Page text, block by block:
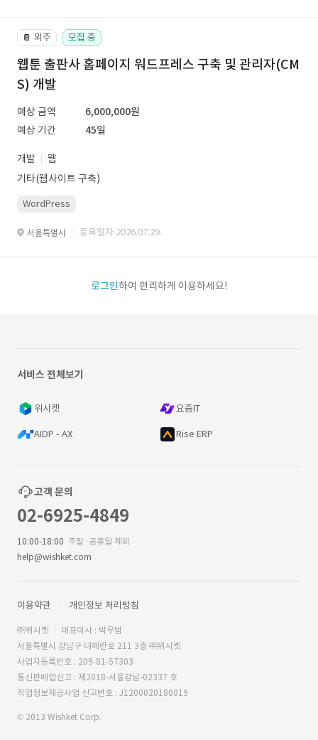
📔 외주 모집 중
웹툰 출판사 홈페이지 워드프레스 구축 및 관리자(CM
S) 개발
예상 금액
6,000,000원
예상 기간
45일
개발
웹
기타(웹사이트 구축)
WordPress
서울특별시 · 등록일자 2026.07.29.
로그인하여 편리하게 이용하세요!
서비스 전체보기
위시켓 요즘IT
AIDP - AX Rise ERP
고객 문의
02-6925-4849
10:00-18:00 주말·공휴일 제외
help@wishket.com
이용약관 개인정보 처리방침
㈜위시켓
대표이사 : 박우범
서울특별시 강남구 테헤란로 211 3층 ㈜위시켓
사업자등록번호 : 209-81-57303
통신판매업신고 : 제2018-서울강남-02337 호
직업정보제공사업 신고번호 : J1200020180019
© 2013 Wishket Corp.